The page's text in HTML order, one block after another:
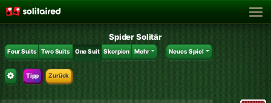
Spider Solitär
Four Suits Two Suits One Suit Skorpion Mehr Neues Spiel
Tipp Zurück